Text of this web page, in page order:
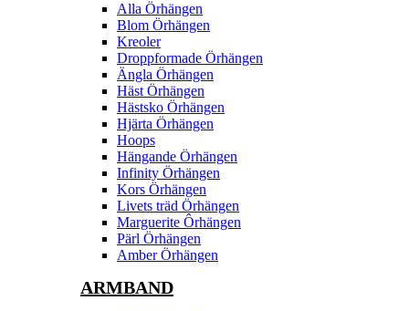
Alla Örhängen
Blom Örhängen
Kreoler
Droppformade Örhängen
Ängla Örhängen
Häst Örhängen
Hästsko Örhängen
Hjärta Örhängen
Hoops
Hängande Örhängen
Infinity Örhängen
Kors Örhängen
Livets träd Örhängen
Marguerite Ôrhängen
Pärl Örhängen
Amber Örhängen
ARMBAND